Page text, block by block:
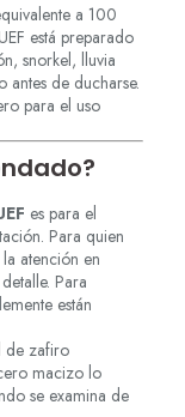
a 100
está preparado
snorkel, lluvia
antes de ducharse.
para el uso
es para el
Para quien
atención en
Para
están
de zafiro
macizo lo
se examina de